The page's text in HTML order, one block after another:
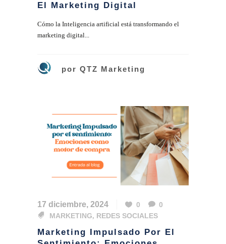
El Marketing Digital
Cómo la Inteligencia artificial está transformando el
marketing digital...
por QTZ Marketing
17 diciembre, 2024 0
0
MARKETING, REDES SOCIALES
Marketing Impulsado Por El